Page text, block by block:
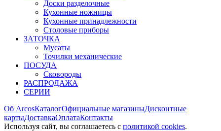
Доски разделочные
Кухонные ножницы
Кухонные принадлежности
Столовые приборы
ЗАТОЧКА
Мусаты
Точилки механические
ПОСУДА
Сковороды
РАСПРОДАЖА
СЕРИИ
Об ArcosКаталогОфициальные магазиныДисконтные
картыДоставкаОплатаКонтакты
Используя сайт, вы согла­шаетесь с политикой cookies.